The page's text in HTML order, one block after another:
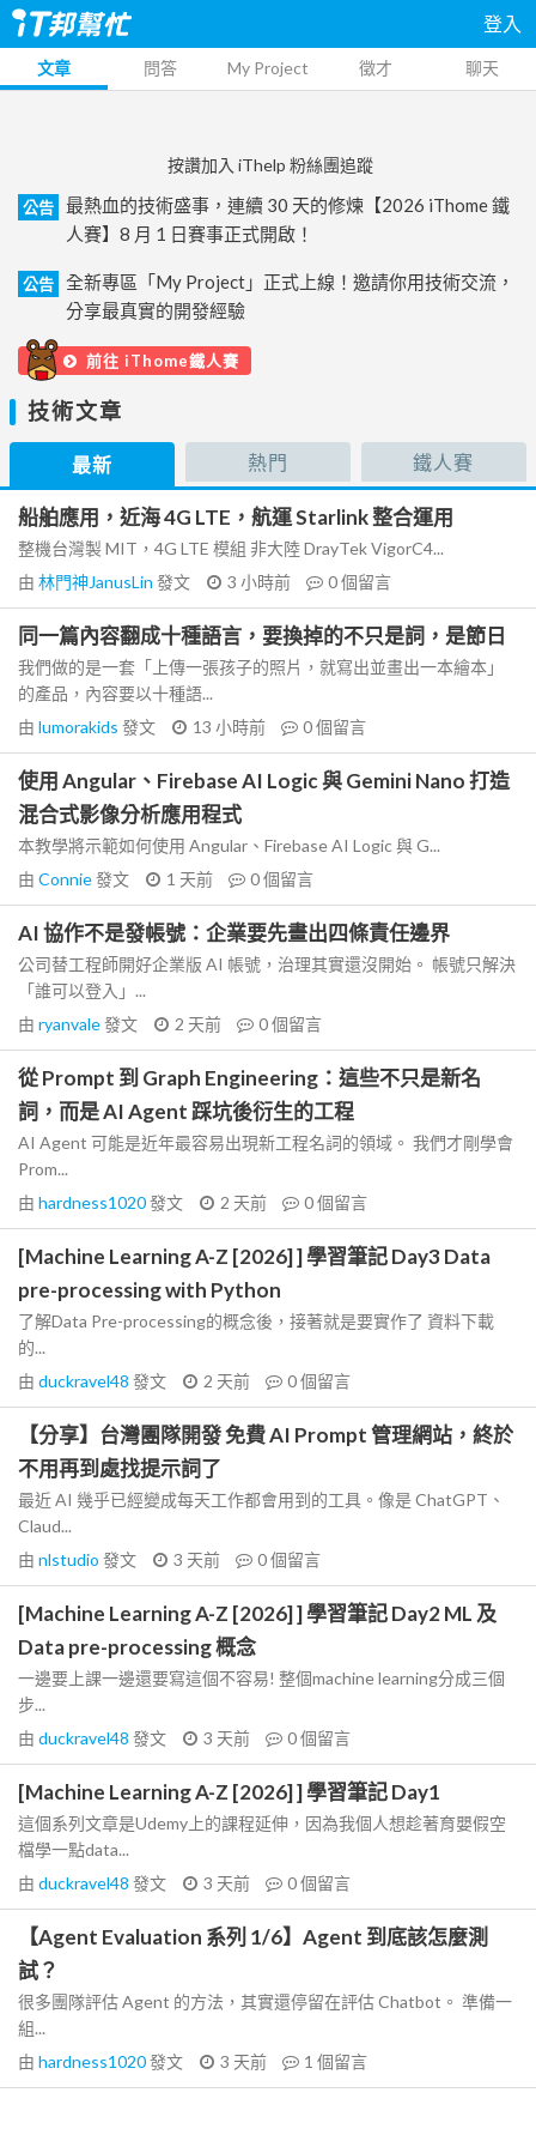
登入
文章 問答 My Project 徵才 聊天
按讚加入 iThelp 粉絲團追蹤
公告
最熱血的技術盛事，連續 30 天的修煉【2026 iThome 鐵
人賽】8 月 1 日賽事正式開啟！
公告
全新專區「My Project」正式上線！邀請你用技術交流，
分享最真實的開發經驗
前往 iThome鐵人賽
技術文章
最新 熱門 鐵人賽
船舶應用，近海 4G LTE，航運 Starlink 整合運用
整機台灣製 MIT，4G LTE 模組 非大陸 DrayTek VigorC4...
由 林門神JanusLin 發文 3 小時前 0個留言
同一篇內容翻成十種語言，要換掉的不只是詞，是節日
我們做的是一套「上傳一張孩子的照片，就寫出並畫出一本繪本」
的產品，內容要以十種語...
由 lumorakids 發文 13 小時前 0個留言
使用 Angular、Firebase AI Logic 與 Gemini Nano 打造
混合式影像分析應用程式
本教學將示範如何使用 Angular、Firebase AI Logic 與 G...
由 Connie發文 1 天前 0個留言
AI 協作不是發帳號：企業要先畫出四條責任邊界
公司替工程師開好企業版 AI 帳號，治理其實還沒開始。 帳號只解決
「誰可以登入」...
由 ryanvale發文 2 天前 0個留言
從 Prompt 到 Graph Engineering：這些不只是新名
詞，而是 AI Agent 踩坑後衍生的工程
AI Agent 可能是近年最容易出現新工程名詞的領域。 我們才剛學會
Prom...
由 hardness1020發文 2 天前 0個留言
[Machine Learning A-Z [2026] ] 學習筆記 Day3 Data
pre-processing with Python
了解Data Pre-processing的概念後，接著就是要實作了 資料下載
的...
由 duckravel48 發文 2 天前 0個留言
【分享】台灣團隊開發 免費 AI Prompt 管理網站，終於
不用再到處找提示詞了
最近 AI 幾乎已經變成每天工作都會用到的工具。像是 ChatGPT、
Claud...
由 nlstudio 發文 3 天前 0個留言
[Machine Learning A-Z [2026] ] 學習筆記 Day2 ML 及
Data pre-processing 概念
一邊要上課一邊還要寫這個不容易! 整個machine learning分成三個
步...
由 duckravel48 發文 3 天前 0個留言
[Machine Learning A-Z [2026] ] 學習筆記 Day1
這個系列文章是Udemy上的課程延伸，因為我個人想趁著育嬰假空
檔學一點data...
由 duckravel48 發文 3 天前 0個留言
【Agent Evaluation 系列 1/6】Agent 到底該怎麼測
試？
很多團隊評估 Agent 的方法，其實還停留在評估 Chatbot。 準備一
組...
由 hardness1020發文 3 天前 1 個留言